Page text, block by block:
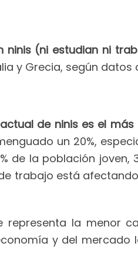
ninis (ni estudian ni
y Grecia, según datos
de ninis es el
un 20%,
de la población joven,
trabajo está
representa la menor
y del mercado